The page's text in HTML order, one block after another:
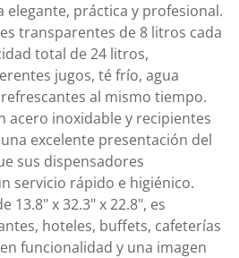
elegante, práctica y profesional.
transparentes de 8 litros cada
total de 24 litros,
jugos, té frío, agua
al mismo tiempo.
acero inoxidable y recipientes
excelente presentación del
sus dispensadores
servicio rápido e higiénico.
13.8" x 32.3" x 22.8", es
hoteles, buffets, cafeterías
funcionalidad y una imagen